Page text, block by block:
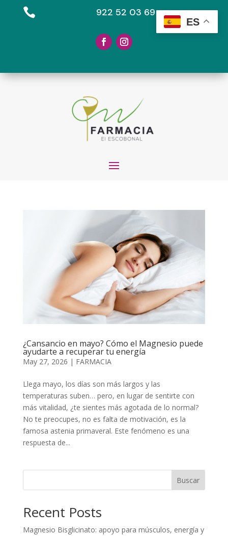
 922 52 03 69
¿Cansancio en mayo? Cómo el Magnesio puede
ayudarte a recuperar tu energía
May 27, 2026 | FARMACIA
Llega mayo, los días son más largos y las
temperaturas suben… pero, en lugar de sentirte con
más vitalidad, ¿te sientes más agotada de lo normal?
No te preocupes, no es falta de motivación, es la
famosa astenia primaveral. Este fenómeno es una
respuesta de...
Buscar
Recent Posts
Magnesio Bisglicinato: apoyo para músculos, energía y
ES